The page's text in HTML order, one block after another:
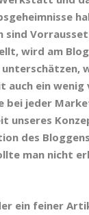
sind
wird am
auch ein
bei jeder
unseres
des
man nicht
ein feiner